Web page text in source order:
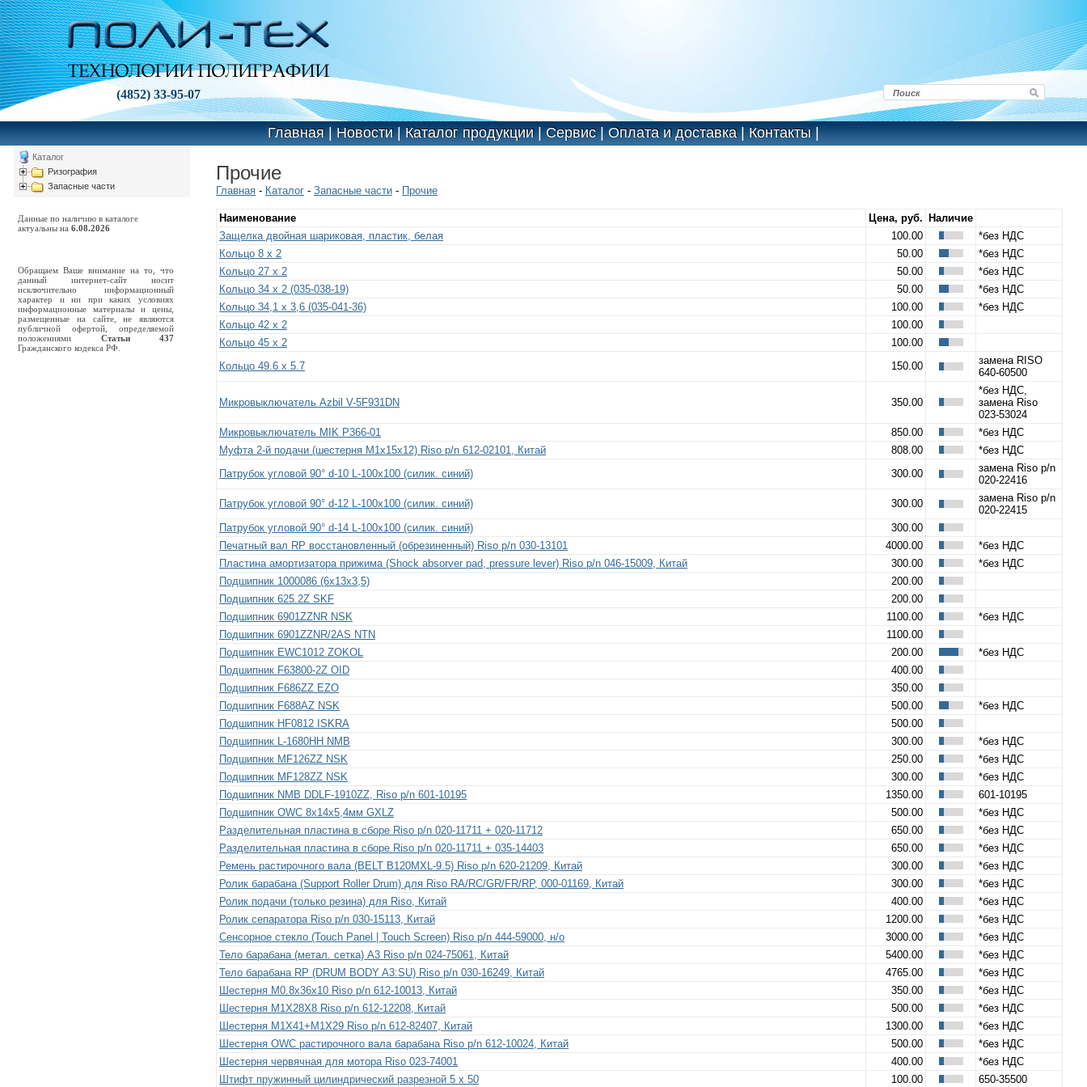
(4852) 33-95-07
Главная|Новости|Каталог продукции|Сервис|Оплата и доставка|Контакты|
Каталог
Ризография
Запасные части
Данные по наличию в каталоге
актуальны на 6.08.2026
Обращаем Ваше внимание на то, что
данный интернет-сайт носит
исключительно информационный
характер и ни при каких условиях
информационные материалы и цены,
размещенные на сайте, не являются
публичной офертой, определяемой
положениями Статьи 437
Гражданского кодекса РФ.
Прочие
Главная - Каталог - Запасные части - Прочие
Наименование Цена, руб.
Наличие
Защелка двойная шариковая, пластик, белая
100.00
*без НДС
Кольцо 8 x 2
50.00
*без НДС
Кольцо 27 х 2
50.00
*без НДС
Кольцо 34 x 2 (035-038-19)
50.00
*без НДС
Кольцо 34,1 х 3,6 (035-041-36)
100.00
*без НДС
Кольцо 42 x 2
100.00
Кольцо 45 x 2
100.00
Кольцо 49.6 x 5.7
150.00
замена RISO
640-60500
Микровыключатель Azbil V-5F931DN 350.00
*без НДС,
замена Riso
023-53024
Микровыключатель MIK P366-01
850.00
*без НДС
Муфта 2-й подачи (шестерня M1x15x12) Riso p/n 612-02101, Китай
808.00
*без НДС
Патрубок угловой 90° d-10 L-100x100 (силик. синий)
300.00
замена Riso p/n
020-22416
Патрубок угловой 90° d-12 L-100x100 (силик. синий)
300.00
замена Riso p/n
020-22415
Патрубок угловой 90° d-14 L-100x100 (силик. синий)
300.00
Печатный вал RP восстановленный (обрезиненный) Riso p/n 030-13101
4000.00
*без НДС
Пластина амортизатора прижима (Shock absorver pad, pressure lever) Riso p/n 046-15009, Китай
300.00
*без НДС
Подшипник 1000086 (6x13x3,5)
200.00
Подшипник 625.2Z SKF
200.00
Подшипник 6901ZZNR NSK
1100.00
*без НДС
Подшипник 6901ZZNR/2AS NTN
1100.00
Подшипник EWC1012 ZOKOL
200.00
*без НДС
Подшипник F63800-2Z OID
400.00
Подшипник F686ZZ EZO
350.00
Подшипник F688AZ NSK
500.00
*без НДС
Подшипник HF0812 ISKRA
500.00
Подшипник L-1680HH NMB
300.00
*без НДС
Подшипник MF126ZZ NSK
250.00
*без НДС
Подшипник MF128ZZ NSK
300.00
*без НДС
Подшипник NMB DDLF-1910ZZ, Riso p/n 601-10195
1350.00
601-10195
Подшипник OWC 8x14x5,4мм GXLZ
500.00
*без НДС
Разделительная пластина в сборе Riso p/n 020-11711 + 020-11712
650.00
*без НДС
Разделительная пластина в сборе Riso p/n 020-11711 + 035-14403
650.00
*без НДС
Ремень растирочного вала (BELT B120MXL-9.5) Riso p/n 620-21209, Китай
300.00
*без НДС
Ролик барабана (Support Roller Drum) для Riso RA/RC/GR/FR/RP, 000-01169, Китай
300.00
*без НДС
Ролик подачи (только резина) для Riso, Китай
400.00
*без НДС
Ролик сепаратора Riso p/n 030-15113, Китай
1200.00
*без НДС
Сенсорное стекло (Touch Panel | Touch Screen) Riso p/n 444-59000, н/о
3000.00
*без НДС
Тело барабана (метал. сетка) А3 Riso p/n 024-75061, Китай
5400.00
*без НДС
Тело барабана RP (DRUM BODY A3:SU) Riso p/n 030-16249, Китай
4765.00
*без НДС
Шестерня M0.8x36x10 Riso p/n 612-10013, Китай
350.00
*без НДС
Шестерня M1X28X8 Riso p/n 612-12208, Китай
500.00
*без НДС
Шестерня M1X41+M1X29 Riso p/n 612-82407, Китай
1300.00
*без НДС
Шестерня OWC растирочного вала барабана Riso p/n 612-10024, Китай
500.00
*без НДС
Шестерня червячная для мотора Riso 023-74001
400.00
*без НДС
Штифт пружинный цилиндрический разрезной 5 x 50
100.00 650-35500